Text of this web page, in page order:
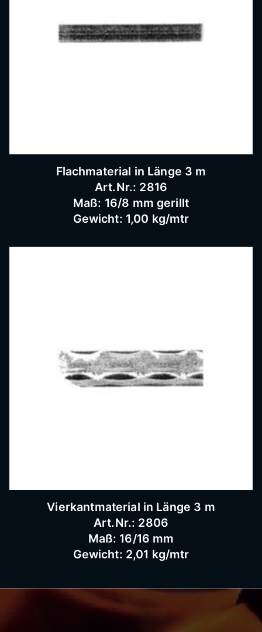
Flachmaterial in Länge 3 m
Art.Nr.: 2816
Maß: 16/8 mm gerillt
Gewicht: 1,00 kg/mtr
Vierkantmaterial in Länge 3 m
Art.Nr.: 2806
Maß: 16/16 mm
Gewicht: 2,01 kg/mtr